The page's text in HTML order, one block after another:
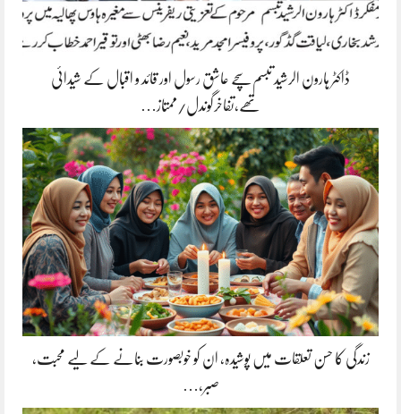
ڈاکٹر ہارون الرشید تبسم سچے عاشق رسول اور قائد و اقبال کے شیدائی
تھے،تفاخرگوندل/ممتاز…
زندگی کا حسن تعلقات میں پوشیدہ, ان کو خوبصورت بنانے کے لیے محبت،
صبر،…